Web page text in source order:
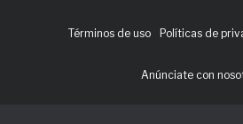
Términos de uso Políticas de
Anúnciate con